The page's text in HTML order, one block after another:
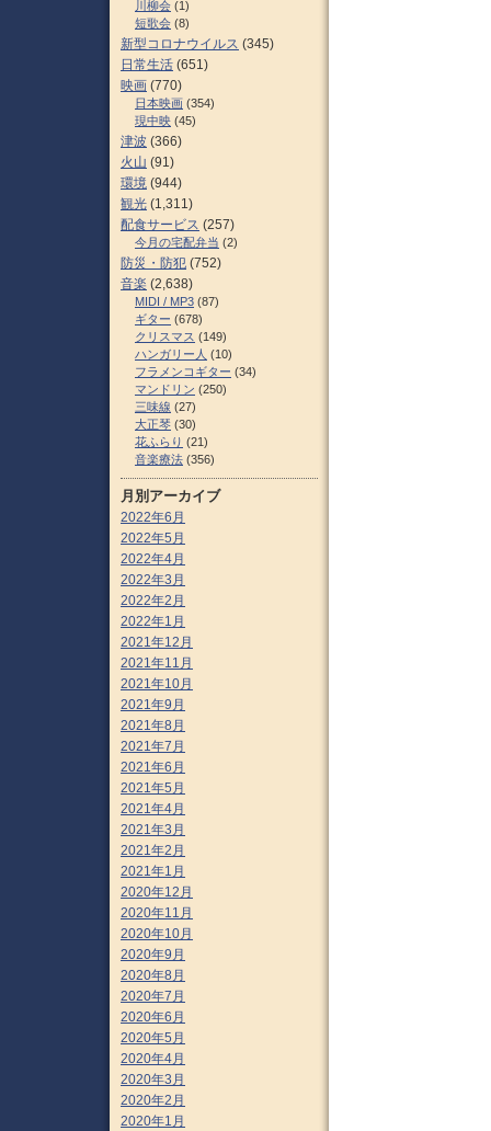
川柳会 (1)
短歌会 (8)
新型コロナウイルス (345)
日常生活 (651)
映画 (770)
日本映画 (354)
現中映 (45)
津波 (366)
火山 (91)
環境 (944)
観光 (1,311)
配食サービス (257)
今月の宅配弁当 (2)
防災・防犯 (752)
音楽 (2,638)
MIDI / MP3 (87)
ギター (678)
クリスマス (149)
ハンガリー人 (10)
フラメンコギター (34)
マンドリン (250)
三味線 (27)
大正琴 (30)
花ふらり (21)
音楽療法 (356)
月別アーカイブ
2022年6月
2022年5月
2022年4月
2022年3月
2022年2月
2022年1月
2021年12月
2021年11月
2021年10月
2021年9月
2021年8月
2021年7月
2021年6月
2021年5月
2021年4月
2021年3月
2021年2月
2021年1月
2020年12月
2020年11月
2020年10月
2020年9月
2020年8月
2020年7月
2020年6月
2020年5月
2020年4月
2020年3月
2020年2月
2020年1月